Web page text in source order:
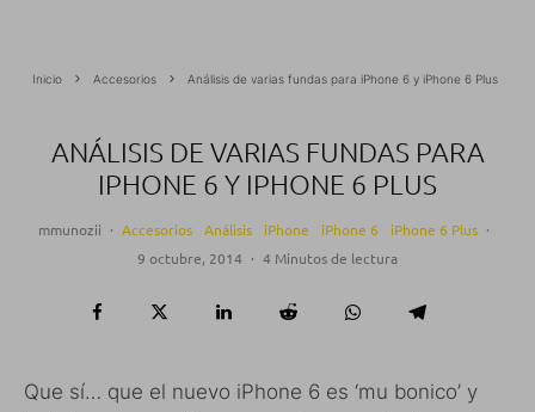
Inicio Accesorios Análisis de varias fundas para iPhone 6 y iPhone 6 Plus
ANÁLISIS DE VARIAS FUNDAS PARA
IPHONE 6 Y IPHONE 6 PLUS
mmunozii · Accesorios Análisis iPhone iPhone 6 iPhone 6 Plus ·
9 octubre, 2014 · 4 Minutos de lectura
Que sí… que el nuevo iPhone 6 es ‘mu bonico’ y